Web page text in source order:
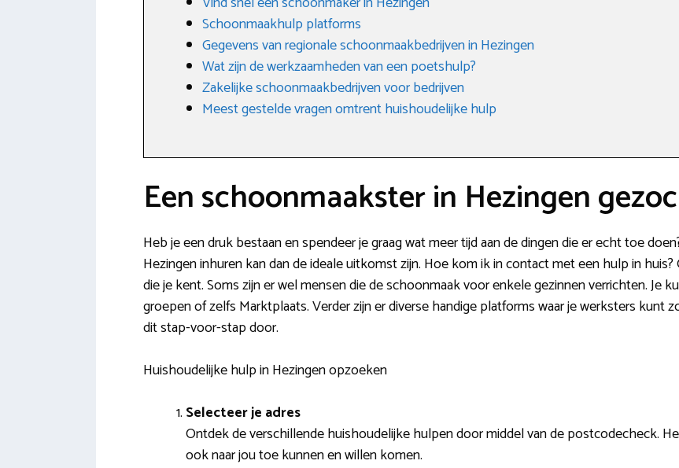
Schoonmaakhulp platforms
Gegevens van regionale schoonmaakbedrijven in Hezingen
Wat zijn de werkzaamheden van een poetshulp?
Zakelijke schoonmaakbedrijven voor bedrijven
Meest gestelde vragen omtrent huishoudelijke hulp
Een schoonmaakster in Hezingen
Heb je een druk bestaan en spendeer je graag wat meer tijd aan de dingen die er echt toe
Hezingen inhuren kan dan de ideale uitkomst zijn. Hoe kom ik in contact met een hulp in
die je kent. Soms zijn er wel mensen die de schoonmaak voor enkele gezinnen verrichten. Je
groepen of zelfs Marktplaats. Verder zijn er diverse handige platforms waar je werksters kunt
dit stap-voor-stap door.
Huishoudelijke hulp in Hezingen opzoeken
Selecteer je adres
Ontdek de verschillende huishoudelijke hulpen door middel van de postcodecheck.
ook naar jou toe kunnen en willen komen.